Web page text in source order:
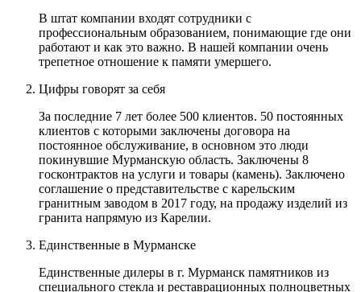
В штат компании входят сотрудники с
профессиональным образованием, понимающие где они
работают и как это важно. В нашей компании очень
трепетное отношение к памяти умершего.
Цифры говорят за себя
За последние 7 лет более 500 клиентов. 50 постоянных
клиентов с которыми заключены договора на
постоянное обслуживание, в основном это люди
покинувшие Мурманскую область. Заключены 8
госконтрактов на услуги и товары (камень). Заключено
соглашение о представительстве с карельским
гранитным заводом в 2017 году, на продажу изделий из
гранита напрямую из Карелии.
Единственные в Мурманске
Единственные дилеры в г. Мурманск памятников из
специального стекла и реставрационных полноцветных